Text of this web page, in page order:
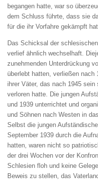
begangen hatte, war so
dem Schluss führte, dass sie
für die ihr Vorfahre gekämpft
Das Schicksal der
verlief ähnlich wechselhaft.
zunehmenden Unterdrückung
überlebt hatten, verließen nach
ihrer Väter, das nach 1945
verloren hatte. Die jungen
und 1939 unterrichtet und
und Söhnen nach Westen in
Selbst die jungen
September 1939 durch die
hatten, waren nicht so
der drei Wochen vor der
Schlesien floh und keine
Beweis zu stellen, das